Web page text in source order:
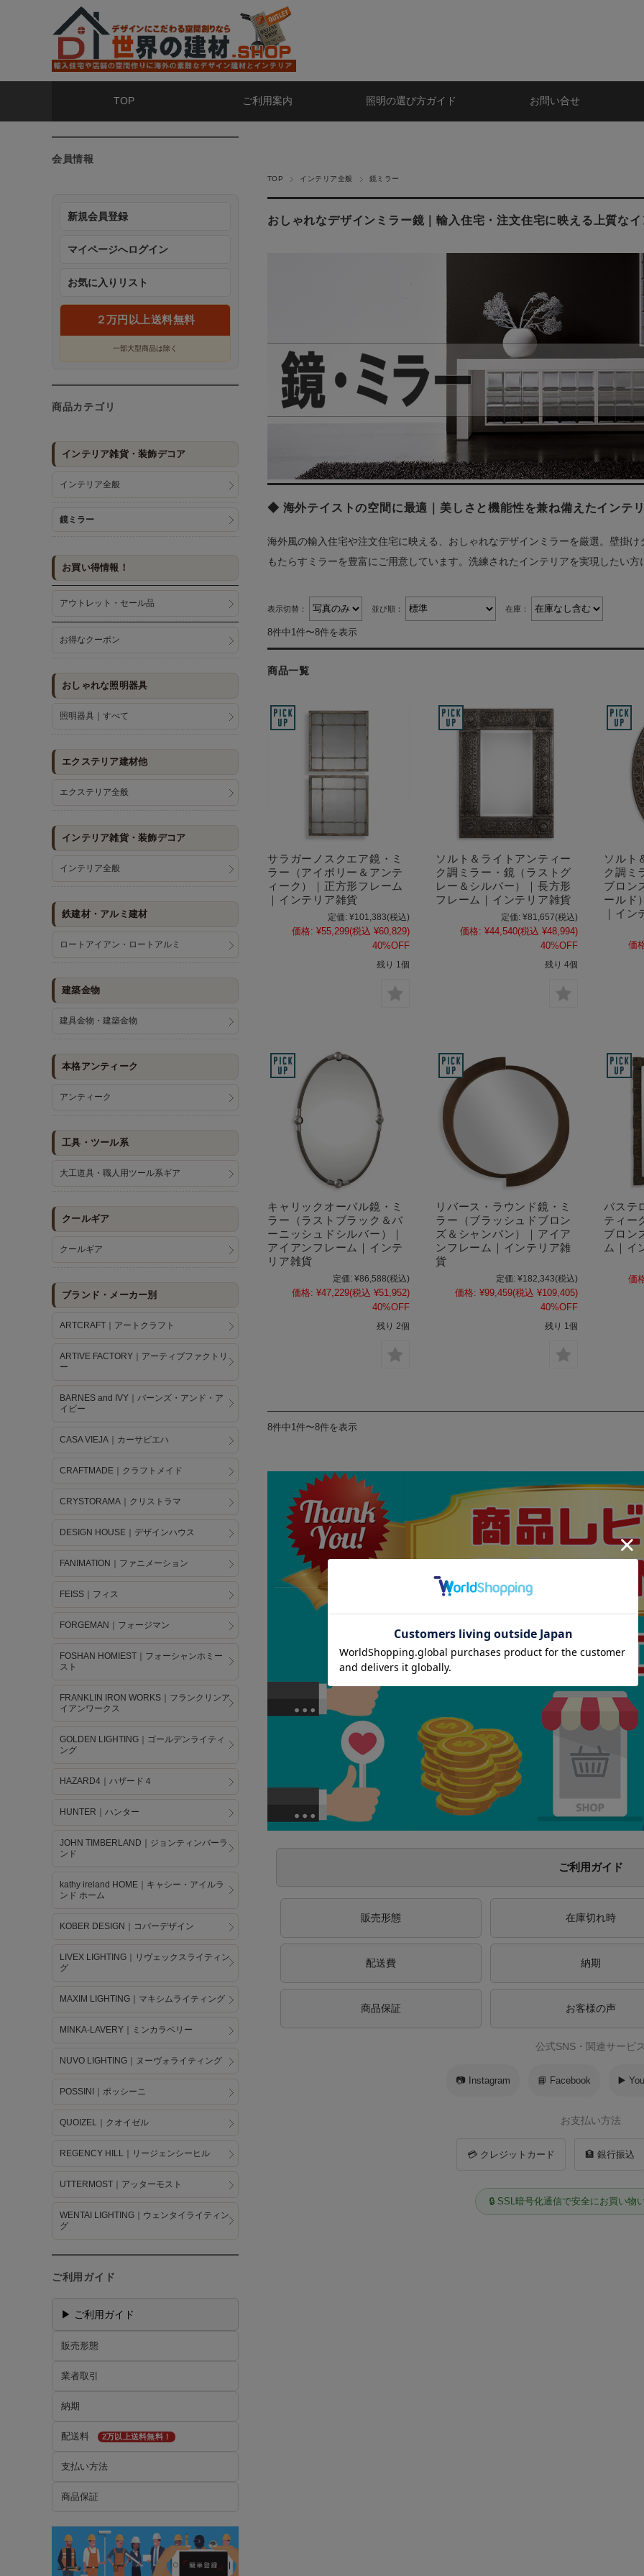
TOP ご利用案内 照明の選び方ガイド お問い合せ
TOP インテリア全般 鏡ミラー
おしゃれなデザインミラー鏡｜輸入住宅・注文住宅に映える上質な
◆ 海外テイストの空間に最適｜美しさと機能性を兼ね備えたインテ
海外風の輸入住宅や注文住宅に映える、おしゃれなデザインミラーを厳選。壁掛
もたらすミラーを豊富にご用意しています。洗練されたインテリアを実現したい
表示切替： 並び順： 在庫：
8件中1件〜8件を表示
商品一覧
サラガーノスクエア鏡・ミ
ラー（アイボリー＆アンテ
ィーク）｜正方形フレーム
｜インテリア雑貨
定価: ¥101,383(税込)
価格: ¥55,299(税込 ¥60,829)
40%OFF
残り 1個
ソルト＆ライトアンティー
ク調ミラー・鏡（ラストグ
レー＆シルバー）｜長方形
フレーム｜インテリア雑貨
定価: ¥81,657(税込)
価格: ¥44,540(税込 ¥48,994)
40%OFF
残り 4個
ソルト
ク調ミ
ブロン
ールド
｜イン
価
キャリックオーバル鏡・ミ
ラー（ラストブラック＆バ
ーニッシュドシルバー）｜
アイアンフレーム｜インテ
リア雑貨
定価: ¥86,588(税込)
価格: ¥47,229(税込 ¥51,952)
40%OFF
残り 2個
リバース・ラウンド鏡・ミ
ラー（ブラッシュドブロン
ズ＆シャンパン）｜アイア
ンフレーム｜インテリア雑
貨
定価: ¥182,343(税込)
価格: ¥99,459(税込 ¥109,405)
40%OFF
残り 1個
バステ
ティー
ブロン
ム｜イ
価
8件中1件〜8件を表示
ご利用ガイド
販売形態 在庫切れ時
配送費 納期
商品保証 お客様の声
公式SNS・関連サービ
📷 Instagram 📘 Facebook ▶️
お支払い方法
💳 クレジットカード 🏦 銀行振込
🔒 SSL暗号化通信で安全にお買い物
会員情報
新規会員登録
マイページへログイン
お気に入りリスト
２万円以上送料無料
一部大型商品は除く
商品カテゴリ
インテリア雑貨・装飾デコア
インテリア全般
鏡ミラー
お買い得情報！
アウトレット・セール品
お得なクーポン
おしゃれな照明器具
照明器具｜すべて
エクステリア建材他
エクステリア全般
インテリア雑貨・装飾デコア
インテリア全般
鉄建材・アルミ建材
ロートアイアン・ロートアルミ
建築金物
建具金物・建築金物
本格アンティーク
アンティーク
工具・ツール系
大工道具・職人用ツール系ギア
クールギア
クールギア
ブランド・メーカー別
ARTCRAFT｜アートクラフト
ARTIVE FACTORY｜アーティブファクトリ
ー
BARNES and IVY｜バーンズ・アンド・ア
イビー
CASA VIEJA｜カーサビエハ
CRAFTMADE｜クラフトメイド
CRYSTORAMA｜クリストラマ
DESIGN HOUSE｜デザインハウス
FANIMATION｜ファニメーション
FEISS｜フィス
FORGEMAN｜フォージマン
FOSHAN HOMIEST｜フォーシャンホミー
スト
FRANKLIN IRON WORKS｜フランクリンア
イアンワークス
GOLDEN LIGHTING｜ゴールデンライティ
ング
HAZARD4｜ハザード４
HUNTER｜ハンター
JOHN TIMBERLAND｜ジョンティンバーラ
ンド
kathy ireland HOME｜キャシー・アイルラ
ンド ホーム
KOBER DESIGN｜コバーデザイン
LIVEX LIGHTING｜リヴェックスライティン
グ
MAXIM LIGHTING｜マキシムライティング
MINKA-LAVERY｜ミンカラベリー
NUVO LIGHTING｜ヌーヴォライティング
POSSINI｜ポッシーニ
QUOIZEL｜クオイゼル
REGENCY HILL｜リージェンシーヒル
UTTERMOST｜アッターモスト
WENTAI LIGHTING｜ウェンタイライティン
グ
ご利用ガイド
▶ ご利用ガイド
販売形態
業者取引
納期
配送料 2万以上送料無料！
支払い方法
商品保証